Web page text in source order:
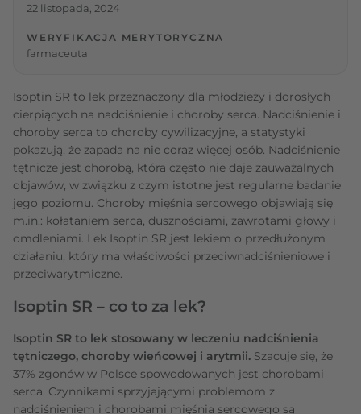
22 listopada, 2024
WERYFIKACJA MERYTORYCZNA
farmaceuta
Isoptin SR to lek przeznaczony dla młodzieży i dorosłych
cierpiących na nadciśnienie i choroby serca. Nadciśnienie i
choroby serca to choroby cywilizacyjne, a statystyki
pokazują, że zapada na nie coraz więcej osób. Nadciśnienie
tętnicze jest chorobą, która często nie daje zauważalnych
objawów, w związku z czym istotne jest regularne badanie
jego poziomu. Choroby mięśnia sercowego objawiają się
m.in.: kołataniem serca, dusznościami, zawrotami głowy i
omdleniami. Lek Isoptin SR jest lekiem o przedłużonym
działaniu, który ma właściwości przeciwnadciśnieniowe i
przeciwarytmiczne.
Isoptin SR – co to za lek?
Isoptin SR to lek stosowany w leczeniu nadciśnienia
tętniczego, choroby wieńcowej i arytmii. Szacuje się, że
37% zgonów w Polsce spowodowanych jest chorobami
serca. Czynnikami sprzyjającymi problemom z
nadciśnieniem i chorobami mięśnia sercowego są